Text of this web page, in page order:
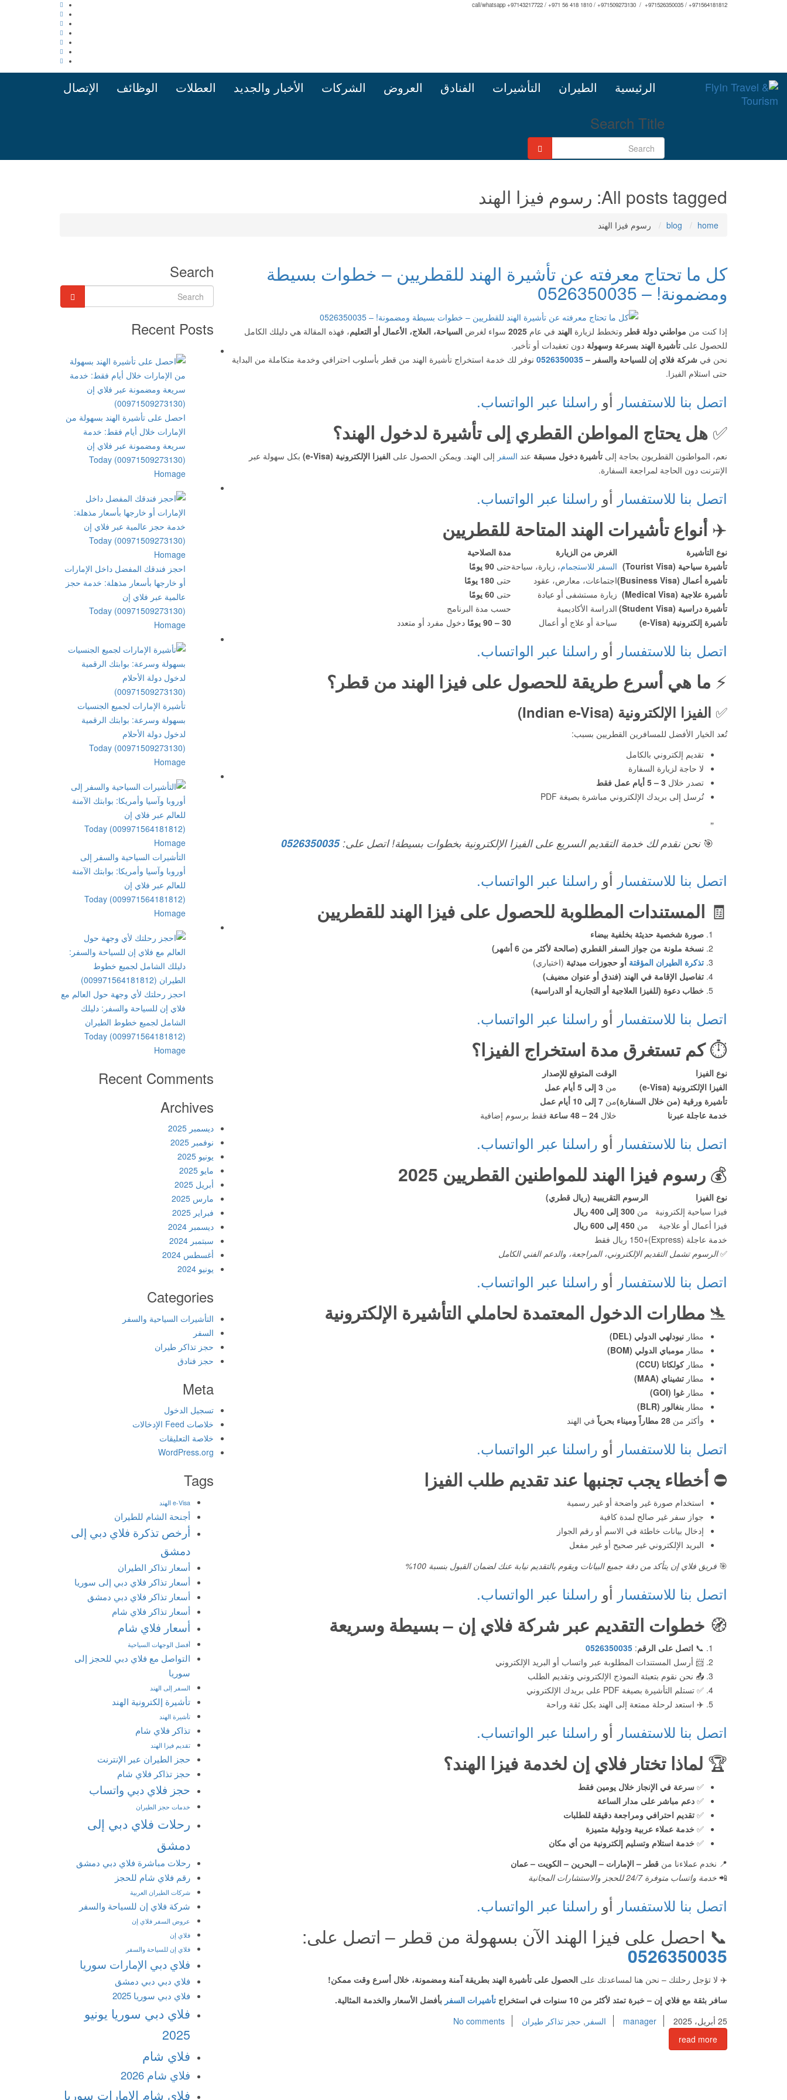
call/whatsapp +97143217722 / +971 56 418 1810 / +971509273130 / +971526350035 / +971564181812
الرئيسية الطيران التأشيرات الفنادق العروض الشركات الأخبار والجديد العطلات الوظائف الإتصال
Search Title
All posts tagged: رسوم فيزا الهند
home
blog رسوم فيزا الهند
كل ما تحتاج معرفته عن تأشيرة الهند للقطريين – خطوات بسيطة
ومضمونة! – 0526350035
إذا كنت من مواطني دولة قطر وتخطط لزيارة الهند في عام 2025 سواء لغرض السياحة، العلاج، الأعمال أو التعليم، فهذه المقالة هي دليلك الكامل
للحصول على تأشيرة الهند بسرعة وسهولة دون تعقيدات أو تأخير.
نحن في شركة فلاي إن للسياحة والسفر –0526350035 نوفر لك خدمة استخراج تأشيرة الهند من قطر بأسلوب احترافي وخدمة متكاملة من البداية
حتى استلام الفيزا.
اتصل بنا للاستفسار أو راسلنا عبر الواتساب.
✅ هل يحتاج المواطن القطري إلى تأشيرة لدخول الهند؟
نعم، المواطنون القطريون بحاجة إلى تأشيرة دخول مسبقة عند السفر إلى الهند. ويمكن الحصول على الفيزا الإلكترونية (e-Visa)
بكل سهولة عبر
الإنترنت دون الحاجة لمراجعة السفارة.
اتصل بنا للاستفسار أو راسلنا عبر الواتساب.
✈️ أنواع تأشيرات الهند المتاحة للقطريين
نوع التأشيرة الغرض من الزيارة
مدة الصلاحية
تأشيرة سياحية (Tourist Visa)
السفر للاستجمام، زيارة، سياحةحتى 90 يومًا
تأشيرة أعمال (Business Visa)
اجتماعات، معارض، عقود حتى 180 يومًا
تأشيرة علاجية (Medical Visa)
زيارة مستشفى أو عيادة حتى 60 يومًا
تأشيرة دراسية (Student Visa)
الدراسة الأكاديمية
حسب مدة البرنامج
تأشيرة إلكترونية (e-Visa)
سياحة أو علاج أو أعمال 30 – 90 يومًا دخول مفرد أو متعدد
اتصل بنا للاستفسار أو راسلنا عبر الواتساب.
⚡ ما هي أسرع طريقة للحصول على فيزا الهند من قطر؟
✅ الفيزا الإلكترونية (Indian e-Visa)
تُعد الخيار الأفضل للمسافرين القطريين بسبب:
تقديم إلكتروني بالكامل
لا حاجة لزيارة السفارة
تصدر خلال 3 – 5 أيام عمل فقط
تُرسل إلى بريدك الإلكتروني مباشرة بصيغة PDF
🎯نحن نقدم لك خدمة التقديم السريع على الفيزا الإلكترونية بخطوات بسيطة! اتصل على:0526350035
اتصل بنا للاستفسار أو راسلنا عبر الواتساب.
🧾 المستندات المطلوبة للحصول على فيزا الهند للقطريين
صورة شخصية حديثة بخلفية بيضاء
نسخة ملونة من جواز السفر القطري (صالحة لأكثر من 6 أشهر)
تذكرة الطيران المؤقتة أو حجوزات مبدئية (اختياري)
تفاصيل الإقامة في الهند (فندق أو عنوان مضيف)
خطاب دعوة (للفيزا العلاجية أو التجارية أو الدراسية)
اتصل بنا للاستفسار أو راسلنا عبر الواتساب.
⏱️كم تستغرق مدة استخراج الفيزا؟
نوع الفيزا
الوقت المتوقع للإصدار
الفيزا الإلكترونية (e-Visa)
من 3 إلى 5 أيام عمل
تأشيرة ورقية (من خلال السفارة)من 7 إلى 10 أيام عمل
خدمة عاجلة عبرنا
خلال 24 – 48 ساعة فقط برسوم إضافية
اتصل بنا للاستفسار أو راسلنا عبر الواتساب.
💰 رسوم فيزا الهند للمواطنين القطريين 2025
نوع الفيزا
الرسوم التقريبية (ريال قطري)
فيزا سياحية إلكترونية
من 300 إلى 400 ريال
فيزا أعمال أو علاجية
من 450 إلى 600 ريال
خدمة عاجلة (Express)
+150 ريال فقط
✅الرسوم تشمل التقديم الإلكتروني، المراجعة، والدعم الفني الكامل
اتصل بنا للاستفسار أو راسلنا عبر الواتساب.
🛬 مطارات الدخول المعتمدة لحاملي التأشيرة الإلكترونية
مطار نيودلهي الدولي (DEL)
مطار مومباي الدولي (BOM)
مطاركولكاتا (CCU)
مطار تشيناي (MAA)
مطارغوا (GOI)
مطار بنغالور (BLR)
وأكثر من 28 مطاراً وميناء بحرياً في الهند
اتصل بنا للاستفسار أو راسلنا عبر الواتساب.
⛔️ أخطاء يجب تجنبها عند تقديم طلب الفيزا
استخدام صورة غير واضحة أو غير رسمية
جواز سفر غير صالح لمدة كافية
إدخال بيانات خاطئة في الاسم أو رقم الجواز
البريد الإلكتروني غير صحيح أو غير مفعل
🎯 فريق فلاي إن يتأكد من دقة جميع البيانات ويقوم بالتقديم نيابة عنك لضمان القبول بنسبة 100%
اتصل بنا للاستفسار أو راسلنا عبر الواتساب.
🧭 خطوات التقديم عبر شركة فلاي إن – بسيطة وسريعة
📞 اتصل على الرقم:
0526350035
📨 أرسل المستندات المطلوبة عبر واتساب أو البريد الإلكتروني
📤 نحن نقوم بتعبئة النموذج الإلكتروني وتقديم الطلب
✅ تستلم التأشيرة بصيغة PDF على بريدك الإلكتروني
✈️ استعد لرحلة ممتعة إلى الهند بكل ثقة وراحة
اتصل بنا للاستفسار أو راسلنا عبر الواتساب.
🏆 لماذا تختار فلاي إن لخدمة فيزا الهند؟
✅ سرعة في الإنجاز خلال يومين فقط
✅ دعم مباشر على مدار الساعة
✅ تقديم احترافي ومراجعة دقيقة للطلبات
✅ خدمة عملاء عربية ودولية متميزة
✅ خدمة استلام وتسليم إلكترونية من أي مكان
📍 نخدم عملاءنا من قطر – الإمارات – البحرين – الكويت – عمان
📲 خدمة واتساب متوفرة 24/7 للحجز والاستشارات المجانية
اتصل بنا للاستفسار أو راسلنا عبر الواتساب.
📞 احصل على فيزا الهند الآن بسهولة من قطر – اتصل على:
0526350035
✈️ لا تؤجل رحلتك – نحن هنا لمساعدتك على الحصول على تأشيرة الهند بطريقة آمنة ومضمونة، خلال أسرع وقت ممكن!
سافر بثقة مع فلاي إن – خبرة تمتد لأكثر من 10 سنوات في استخراج
تأشيرات السفر بأفضل الأسعار والخدمة المثالية.
25 أبريل، 2025
manager السفر , حجز تذاكر طيران
No comments
read more
Search
Recent Posts
احصل على تأشيرة الهند بسهولة من
الإمارات خلال أيام فقط: خدمة
سريعة ومضمونة عبر فلاي إن
(00971509273130) Today
Homage
احجز فندقك المفضل داخل الإمارات
أو خارجها بأسعار مذهلة: خدمة حجز
عالمية عبر فلاي إن
(00971509273130) Today
Homage
تأشيرة الإمارات لجميع الجنسيات
بسهولة وسرعة: بوابتك الرقمية
لدخول دولة الأحلام
(00971509273130) Today
Homage
التأشيرات السياحية والسفر إلى
أوروبا وآسيا وأمريكا: بوابتك الآمنة
للعالم عبر فلاي إن
(009971564181812) Today
Homage
احجز رحلتك لأي وجهة حول العالم مع
فلاي إن للسياحة والسفر: دليلك
الشامل لجميع خطوط الطيران
(009971564181812) Today
Homage
Recent Comments
Archives
ديسمبر 2025
نوفمبر 2025
يونيو 2025
مايو 2025
أبريل 2025
مارس 2025
فبراير 2025
ديسمبر 2024
سبتمبر 2024
أغسطس 2024
يونيو 2024
Categories
التأشيرات السياحية والسفر
السفر
حجز تذاكر طيران
حجز فنادق
Meta
تسجيل الدخول
خلاصات Feed الإدخالات
خلاصة التعليقات
WordPress.org
Tags
e-Visa الهند
أجنحة الشام للطيران
أرخص تذكرة فلاي دبي إلى
دمشق
أسعار تذاكر الطيران
أسعار تذاكر فلاي دبي إلى سوريا
أسعار تذاكر فلاي دبي دمشق
أسعار تذاكر فلاي شام
أسعار فلاي شام
أفضل الوجهات السياحية
التواصل مع فلاي دبي للحجز إلى
سوريا
السفر إلى الهند
تأشيرة إلكترونية الهند
تأشيرة الهند
تذاكر فلاي شام
تقديم فيزا الهند
حجز الطيران عبر الإنترنت
حجز تذاكر فلاي شام
حجز فلاي دبي واتساب
خدمات حجز الطيران
رحلات فلاي دبي إلى
دمشق
رحلات مباشرة فلاي دبي دمشق
رقم فلاي شام للحجز
شركات الطيران العربية
شركة فلاي إن للسياحة والسفر
عروض السفر فلاي إن
فلاي إن
فلاي إن للسياحة والسفر
فلاي دبي الإمارات سوريا
فلاي دبي دبي دمشق
فلاي دبي سوريا 2025
فلاي دبي سوريا يونيو
2025
فلاي شام
فلاي شام 2026
فلاي شام الإمارات سوريا